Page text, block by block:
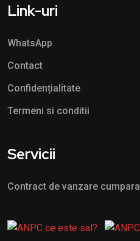
Link-uri
WhatsApp
Contact
Confidențialitate
Termeni si conditii
Servicii
Contract de vanzare